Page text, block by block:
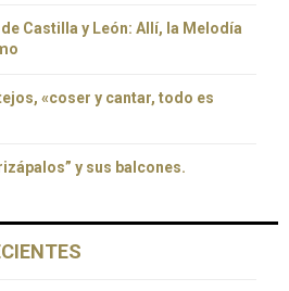
Castilla y León: Allí, la Melodía
«coser y cantar, todo es
y sus balcones.